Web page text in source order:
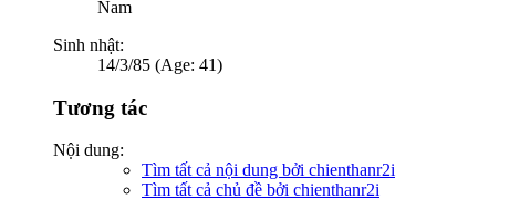
Nam
Sinh nhật:
14/3/85 (Age: 41)
Tương tác
Nội dung:
Tìm tất cả nội dung bởi chienthanr2i
Tìm tất cả chủ đề bởi chienthanr2i